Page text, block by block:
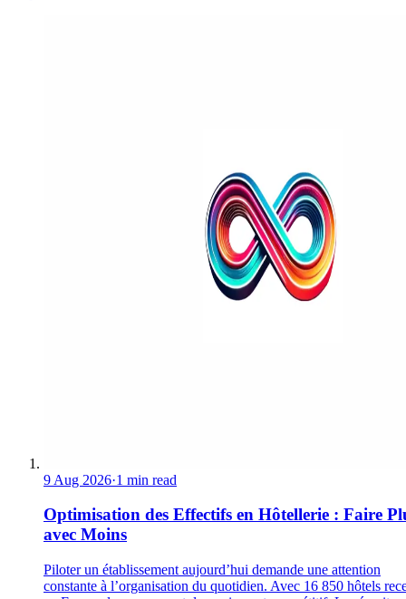
9 Aug 2026·1 min read
Optimisation des Effectifs en Hôtellerie : Faire
avec Moins
Piloter un établissement aujourd’hui demande une attention
constante à l’organisation du quotidien. Avec 16 850 hôtels